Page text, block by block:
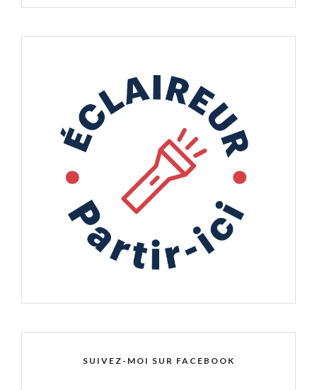
SUIVEZ-MOI SUR FACEBOOK